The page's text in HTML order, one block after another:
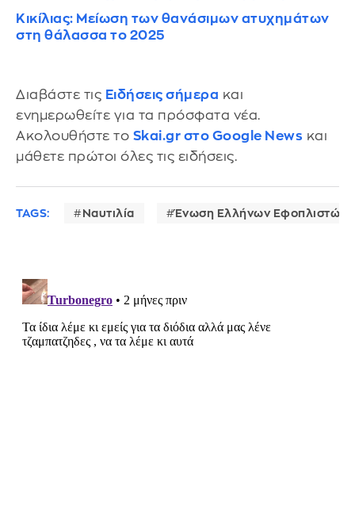
Κικίλιας: Μείωση των θανάσιμων ατυχημάτων
στη θάλασσα το 2025
Διαβάστε τις Ειδήσεις σήμερα και
ενημερωθείτε για τα πρόσφατα νέα.
Ακολουθήστε το Skai.gr στο Google News και
μάθετε πρώτοι όλες τις ειδήσεις.
TAGS: Ναυτιλία Ένωση Ελλήνων Εφοπλιστών